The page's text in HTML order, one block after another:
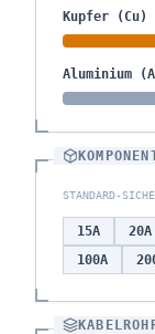
Kupfer (Cu)
Aluminium
STANDARD-
15A 20A
100A